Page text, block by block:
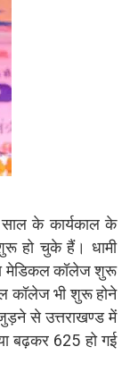
साल के कार्यकाल के
हो चुके हैं। धामी
मेडिकल कॉलेज शुरू
कॉलेज भी शुरू होने
से उत्तराखण्ड में
बढ़कर 625 हो गई